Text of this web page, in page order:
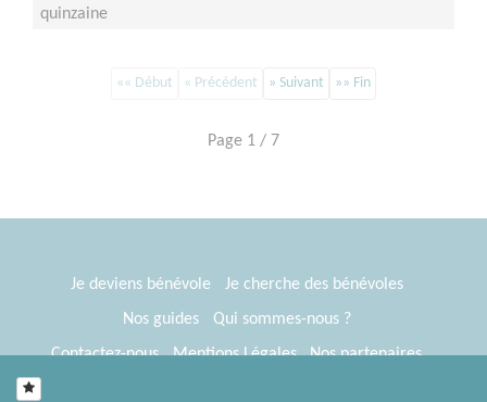
quinzaine
«« Début « Précédent » Suivant »» Fin
Page 1 / 7
Je deviens bénévole
Je cherche des bénévoles
Nos guides
Qui sommes-nous ?
Contactez-nous
Mentions Légales
Nos partenaires